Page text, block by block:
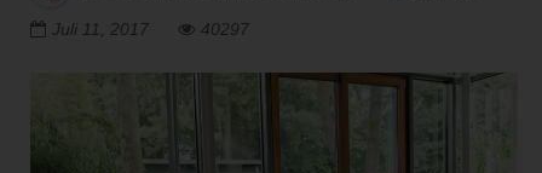
Juli 11, 2017
40297